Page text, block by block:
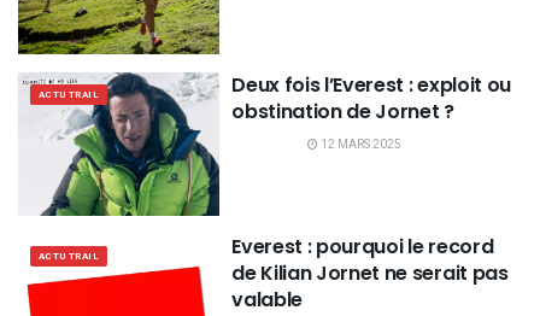
ACTU TRAIL
Deux fois l’Everest : exploit ou
obstination de Jornet ?
12 MARS 2025
ACTU TRAIL
Everest : pourquoi le record
de Kilian Jornet ne serait pas
valable